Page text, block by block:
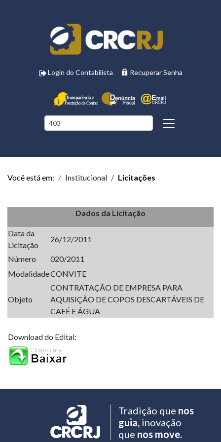
Login do Contabilista Recuperar Senha
Você está em: Institucional Licitações
Dados da Licitação
Data da
Licitação
26/12/2011
Número
020/2011
ModalidadeCONVITE
Objeto
CONTRATAÇÃO DE EMPRESA PARA
AQUISIÇÃO DE COPOS DESCARTÁVEIS DE
CAFÉ E ÁGUA
Download do Edital:
Tradição que nos
guia,inovação
que nos move.